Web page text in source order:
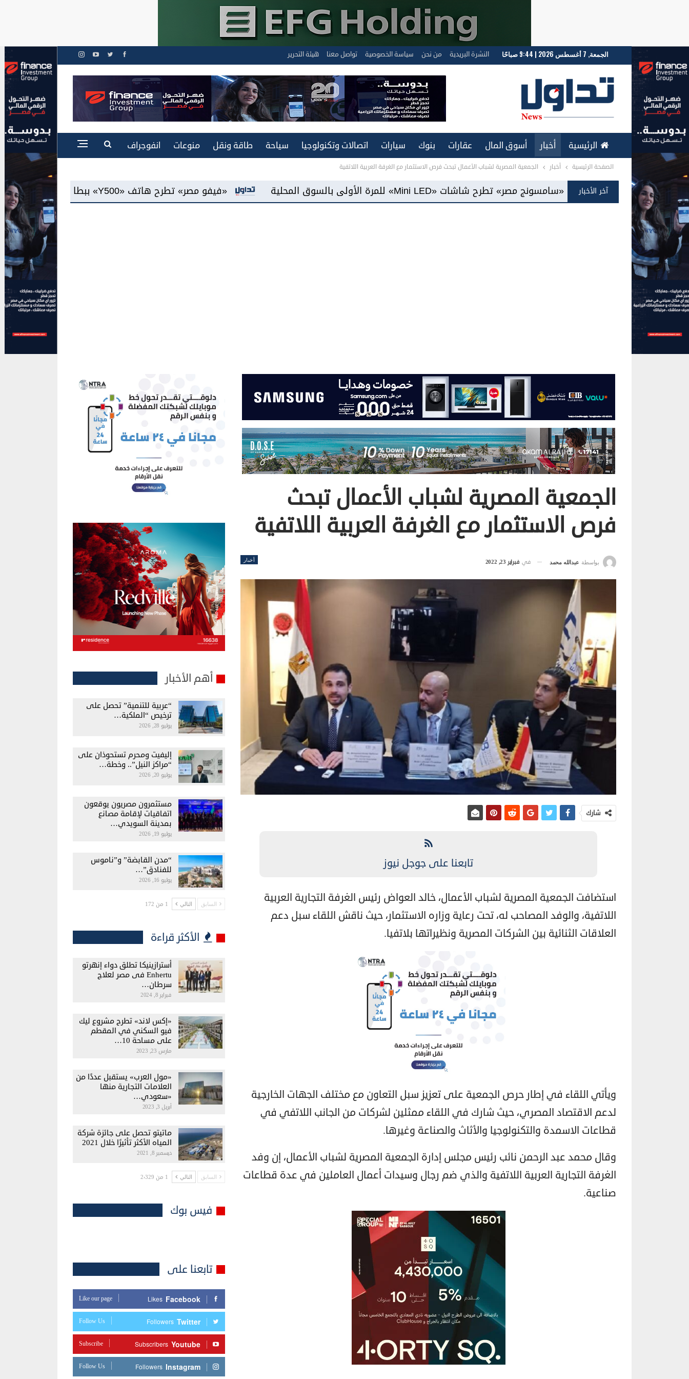
الجمعة, 7 أغسطس 2026 | 9:44 صباحًا النشرة البريدية من نحن سياسة الخصوصية تواصل معنا هيئة التحرير
الرئيسية أخبار أسوق المال عقارات بنوك سيارات اتصالات وتكنولوجيا سياحة طاقة ونقل منوعات
انفوجراف
ENGLISH
الصفحة الرئيسية أخبار الجمعية المصرية لشباب الأعمال تبحث فرص الاستثمار مع الغرفة العربية اللاتفية
آخر الأخبار
«سامسونج مصر» تطرح شاشات «Mini LED» للمرة الأولى بالسوق المحلية «فيفو مصر» تطرح هاتف «Y500» ببطارية سعة 8100 مللي أمبير وشاشة «AMOLED»
الجمعية المصرية لشباب الأعمال تبحث
فرص الاستثمار مع الغرفة العربية اللاتفية
أخبار بواسطة عبدالله محمد في فبراير 23, 2022
شارك
تابعنا على جوجل نيوز
استضافت الجمعية المصرية لشباب الأعمال، خالد العواض رئيس الغرفة التجارية العربية
اللاتفية، والوفد المصاحب له، تحت رعاية وزاره الاستثمار، حيث ناقش اللقاء سبل دعم
العلاقات الثنائية بين الشركات المصرية ونظيراتها بلاتفيا.
ويأتي اللقاء في إطار حرص الجمعية على تعزيز سبل التعاون مع مختلف الجهات الخارجية
لدعم الاقتصاد المصري، حيث شارك في اللقاء ممثلين لشركات من الجانب اللاتفي في
قطاعات الاسمدة والتكنولوجيا والأثاث والصناعة وغيرها.
وقال محمد عبد الرحمن نائب رئيس مجلس إدارة الجمعية المصرية لشباب الأعمال، إن وفد
الغرفة التجارية العربية اللاتفية والذي ضم رجال وسيدات أعمال العاملين في عدة قطاعات
صناعية.
أهم الأخبار
“عربية للتنمية” تحصل على
ترخيص “الملكية…
يوليو 28, 2026
إليفيت ومحرم تستحوذان على
“مراكز النيل”.. وخطة…
يوليو 20, 2026
مستثمرون مصريون يوقعون
اتفاقيات لإقامة مصانع
بمدينة السويدي…
يوليو 19, 2026
“مدن القابضة” و”ناموس
للفنادق”…
يوليو 16, 2026
السابق التالي 1 من 172
الأكثر قراءة
أسترازينيكا تطلق دواء إنهرتو
Enhertu فى مصر لعلاج
سرطان…
فبراير 8, 2024
«إكس لاند» تطرح مشروع ليك
فيو السكني في المقطم
على مساحة 10…
مارس 23, 2023
«مول العرب» يستقبل عددًا من
العلامات التجارية منها
«سعودي…
أبريل 3, 2023
ماتيتو تحصل على جائزة شركة
المياه الأكثر تأثيرًا خلال 2021
ديسمبر 8, 2021
السابق التالي 1 من 2٬329
فيس بوك
تابعنا على
Facebook
Likes
Like our page
Twitter
Followers
Follow Us
Youtube
Subscribers
Subscribe
Instagram
Followers
Follow Us